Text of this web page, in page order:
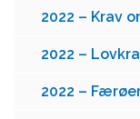
2022 – Krav
2022 –
2022 –